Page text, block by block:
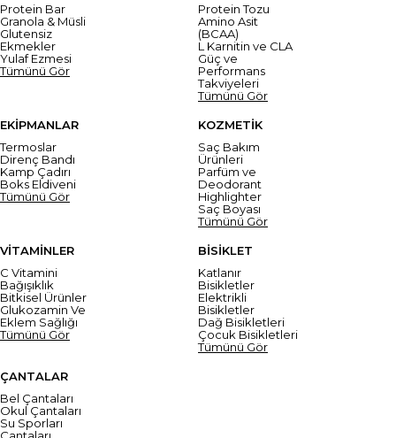
Protein Bar
Granola & Müsli
Glutensiz
Ekmekler
Yulaf Ezmesi
Tümünü Gör
Protein Tozu
Amino Asit
(BCAA)
L Karnitin ve CLA
Güç ve
Performans
Takviyeleri
Tümünü Gör
EKİPMANLAR
Termoslar
Direnç Bandı
Kamp Çadırı
Boks Eldiveni
Tümünü Gör
KOZMETİK
Saç Bakım
Ürünleri
Parfüm ve
Deodorant
Highlighter
Saç Boyası
Tümünü Gör
VİTAMİNLER
C Vitamini
Bağışıklık
Bitkisel Ürünler
Glukozamin Ve
Eklem Sağlığı
Tümünü Gör
BİSİKLET
Katlanır
Bisikletler
Elektrikli
Bisikletler
Dağ Bisikletleri
Çocuk Bisikletleri
Tümünü Gör
ÇANTALAR
Bel Çantaları
Okul Çantaları
Su Sporları